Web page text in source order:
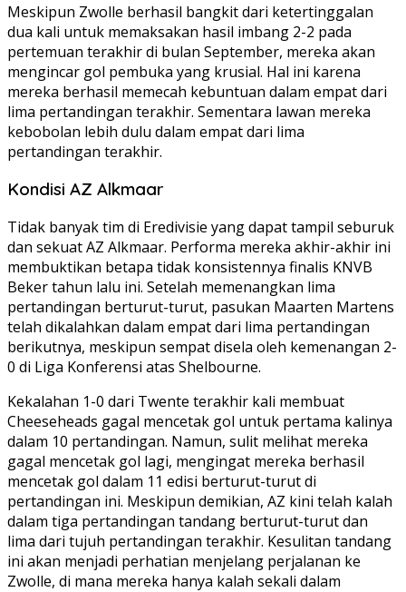
Meskipun Zwolle berhasil bangkit dari ketertinggalan
dua kali untuk memaksakan hasil imbang 2-2 pada
pertemuan terakhir di bulan September, mereka akan
mengincar gol pembuka yang krusial. Hal ini karena
mereka berhasil memecah kebuntuan dalam empat dari
lima pertandingan terakhir. Sementara lawan mereka
kebobolan lebih dulu dalam empat dari lima
pertandingan terakhir.
Kondisi AZ Alkmaar
Tidak banyak tim di Eredivisie yang dapat tampil seburuk
dan sekuat AZ Alkmaar. Performa mereka akhir-akhir ini
membuktikan betapa tidak konsistennya finalis KNVB
Beker tahun lalu ini. Setelah memenangkan lima
pertandingan berturut-turut, pasukan Maarten Martens
telah dikalahkan dalam empat dari lima pertandingan
berikutnya, meskipun sempat disela oleh kemenangan 2-
0 di Liga Konferensi atas Shelbourne.
Kekalahan 1-0 dari Twente terakhir kali membuat
Cheeseheads gagal mencetak gol untuk pertama kalinya
dalam 10 pertandingan. Namun, sulit melihat mereka
gagal mencetak gol lagi, mengingat mereka berhasil
mencetak gol dalam 11 edisi berturut-turut di
pertandingan ini. Meskipun demikian, AZ kini telah kalah
dalam tiga pertandingan tandang berturut-turut dan
lima dari tujuh pertandingan terakhir. Kesulitan tandang
ini akan menjadi perhatian menjelang perjalanan ke
Zwolle, di mana mereka hanya kalah sekali dalam